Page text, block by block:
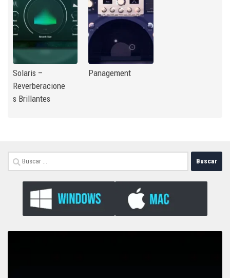
Solaris –
Reverberacione
s Brillantes
Panagement
Buscar: